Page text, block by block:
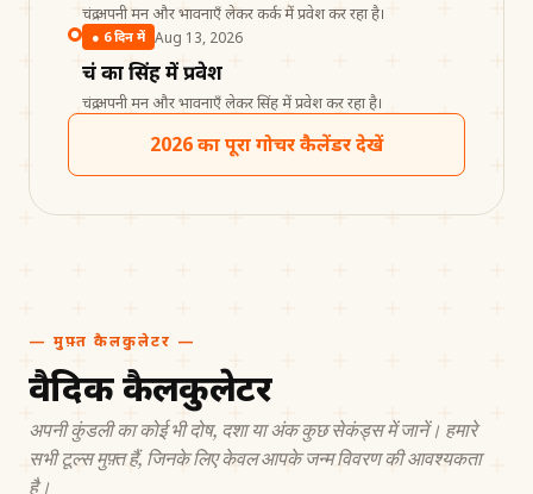
चंद्र अपनी मन और भावनाएँ लेकर कर्क में प्रवेश कर रहा है।
● 6 दिन में Aug 13, 2026
चंद्र का सिंह में प्रवेश
चंद्र अपनी मन और भावनाएँ लेकर सिंह में प्रवेश कर रहा है।
2026 का पूरा गोचर कैलेंडर देखें
— मुफ़्त कैलकुलेटर —
वैदिक कैलकुलेटर
अपनी कुंडली का कोई भी दोष, दशा या अंक कुछ सेकंड्स में जानें। हमारे
सभी टूल्स मुफ़्त हैं, जिनके लिए केवल आपके जन्म विवरण की आवश्यकता
है।